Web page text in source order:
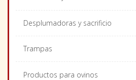
Desplumadoras y sacrificio
Trampas
Productos para ovinos